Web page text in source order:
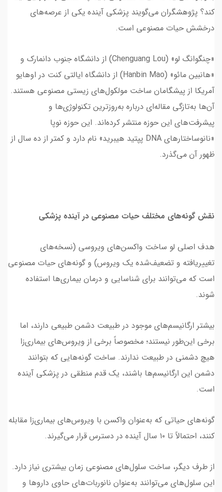
کند؟ پژوهشگران می‌گویند پزشکی آینده یکی از عرصه‌های
درخشش حیات مصنوعی است.
«چنگوانگ لو» (Chenguang Lou) از دانشگاه جنوب دانمارک و
«هانبین مائو» (Hanbin Mao) از دانشگاه ایالتی کنت در اوهایو
آمریکا از پیشگامان ساخت مولکول‌های زیستی مصنوعی هستند.
آن‌ها به‌تازگی مقاله‌ای درباره به‌روزترین تکنولوژی‌ها و
پیشرفت‌های این حوزه منتشر کرده‌اند. این حوزه نوپا
«نانوساختارهای DNA پپتید هیبرید» نام دارد و کمتر از ده سال از
ظهور آن می‌گذرد.
نقش گونه‌های مختلف حیات مصنوعی در آینده پزشکی
هدف اصلی لو ساخت واکسن‌های ویروسی (نسخه‌های
تغییریافته و تضعیف‌شده یک ویروس) و گونه‌های حیات مصنوعی
است که می‌توانند برای شناسایی و درمان بیماری‌ها استفاده
شوند.
بیشتر ارگانیسم‌های موجود در طبیعت دشمن طبیعی دارند، اما
برخی این‌طور نیستند؛ مخصوصاً برخی از ویروس‌های بیماری‌زا
هیچ دشمنی در طبیعت ندارند. ساخت گونه‌هایی که بتوانند
دشمن این ارگانیسم‌ها باشند، یک قدم منطقی در پزشکی آینده
است.
گونه‌های حیاتی که به‌عنوان واکسن با ویروس‌های بیماری‌زا مقابله
کنند، احتمالاً تا ۱۰ سال آینده در دسترس قرار می‌گیرند.
از طرف دیگر، ساخت سلول‌های مصنوعی زمان بیشتری نیاز دارد.
این سلول‌های می‌توانند به‌عنوان نانوربات‌های حاوی داروها و